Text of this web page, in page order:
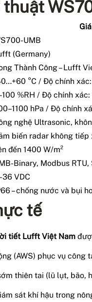
UMB
(Germany)
Thành Công – Lufft
°C / Độ chính xác:
%RH / Độ chính xác:
hPa / Độ chính
nghệ Ultrasonic,
biến radar không tiếp
đến 1400 W/m²
Binary, Modbus RTU,
VDC
– chống nước và bụi
tế
tiết Lufft Việt Nam
(AWS) phục vụ công
thiên tai (lũ lụt, bão,
sát khí hậu trong